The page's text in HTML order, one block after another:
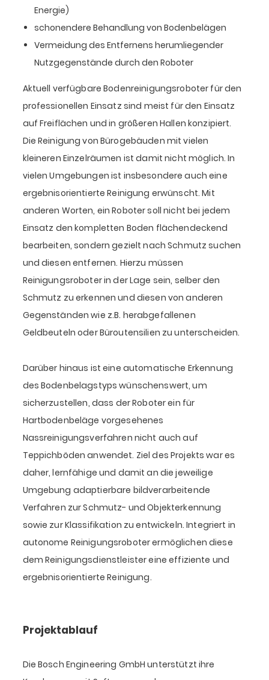
Energie)
schonendere Behandlung von Bodenbelägen
Vermeidung des Entfernens herumliegender
Nutzgegenstände durch den Roboter
Aktuell verfügbare Bodenreinigungsroboter für den
professionellen Einsatz sind meist für den Einsatz
auf Freiflächen und in größeren Hallen konzipiert.
Die Reinigung von Bürogebäuden mit vielen
kleineren Einzelräumen ist damit nicht möglich. In
vielen Umgebungen ist insbesondere auch eine
ergebnisorientierte Reinigung erwünscht. Mit
anderen Worten, ein Roboter soll nicht bei jedem
Einsatz den kompletten Boden flächendeckend
bearbeiten, sondern gezielt nach Schmutz suchen
und diesen entfernen. Hierzu müssen
Reinigungsroboter in der Lage sein, selber den
Schmutz zu erkennen und diesen von anderen
Gegenständen wie z.B. herabgefallenen
Geldbeuteln oder Büroutensilien zu unterscheiden.
Darüber hinaus ist eine automatische Erkennung
des Bodenbelagstyps wünschenswert, um
sicherzustellen, dass der Roboter ein für
Hartbodenbeläge vorgesehenes
Nassreinigungsverfahren nicht auch auf
Teppichböden anwendet. Ziel des Projekts war es
daher, lernfähige und damit an die jeweilige
Umgebung adaptierbare bildverarbeitende
Verfahren zur Schmutz- und Objekterkennung
sowie zur Klassifikation zu entwickeln. Integriert in
autonome Reinigungsroboter ermöglichen diese
dem Reinigungsdienstleister eine effiziente und
ergebnisorientierte Reinigung.
Projektablauf
Die Bosch Engineering GmbH unterstützt ihre